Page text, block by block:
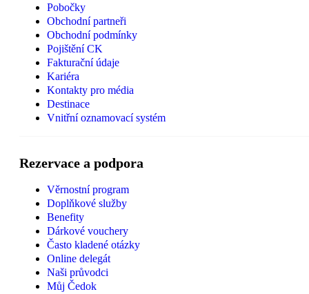
Pobočky
Obchodní partneři
Obchodní podmínky
Pojištění CK
Fakturační údaje
Kariéra
Kontakty pro média
Destinace
Vnitřní oznamovací systém
Rezervace a podpora
Věrnostní program
Doplňkové služby
Benefity
Dárkové vouchery
Často kladené otázky
Online delegát
Naši průvodci
Můj Čedok